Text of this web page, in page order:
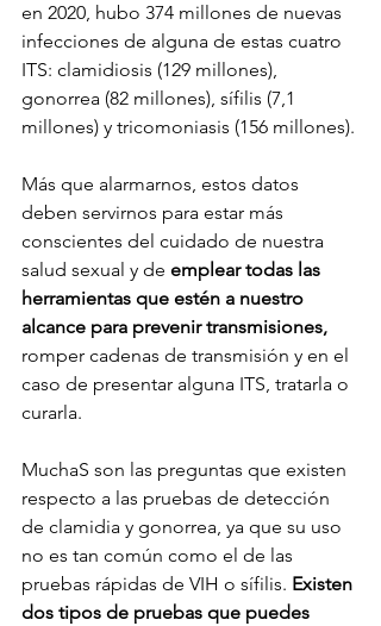
en 2020, hubo 374 millones de nuevas
infecciones de alguna de estas cuatro
ITS: clamidiosis (129 millones),
gonorrea (82 millones), sífilis (7,1
millones) y tricomoniasis (156 millones).
Más que alarmarnos, estos datos
deben servirnos para estar más
conscientes del cuidado de nuestra
salud sexual y de emplear todas las
herramientas que estén a nuestro
alcance para prevenir transmisiones,
romper cadenas de transmisión y en el
caso de presentar alguna ITS, tratarla o
curarla.
MuchaS son las preguntas que existen
respecto a las pruebas de detección
de clamidia y gonorrea, ya que su uso
no es tan común como el de las
pruebas rápidas de VIH o sífilis. Existen
dos tipos de pruebas que puedes